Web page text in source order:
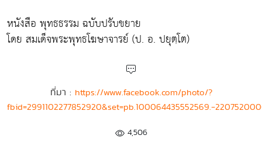
หนังสือ พุทธธรรม ฉบับปรับขยาย
โดย สมเด็จพระพุทธโฆษาจารย์ (ป. อ. ปยุตฺโต)
ที่มา : https://www.facebook.com/photo/?
fbid=2991102277852920&set=pb.100064435552569.-
4,506